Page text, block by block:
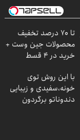
تا 70 درصد تخفیف
محصولات جین وست +
خرید در 4 قسط
با این روش توی
خونه،سفیدی و زیبایی
دندوناتو برگردون